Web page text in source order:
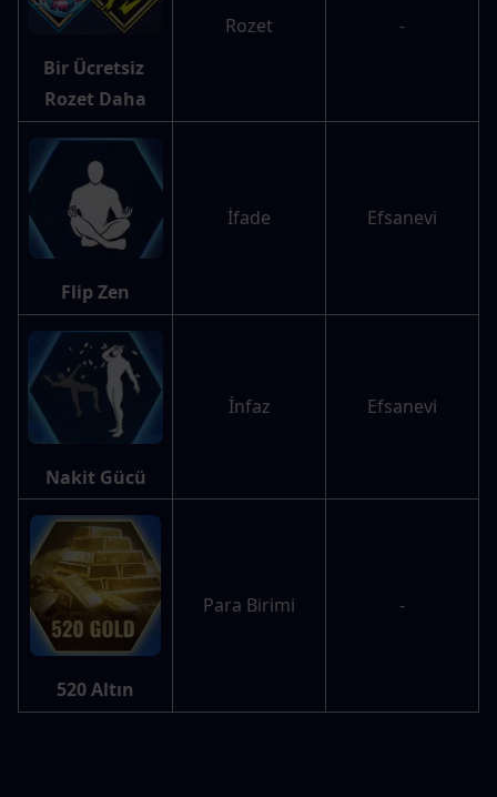
Bir Ücretsiz
Rozet Daha
Rozet -
Flip Zen
İfade Efsanevi
Nakit Gücü
İnfaz Efsanevi
520 Altın
Para Birimi -